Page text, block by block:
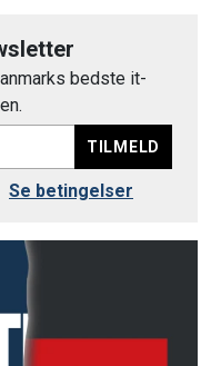
bedste it-
TILMELD
Se betingelser